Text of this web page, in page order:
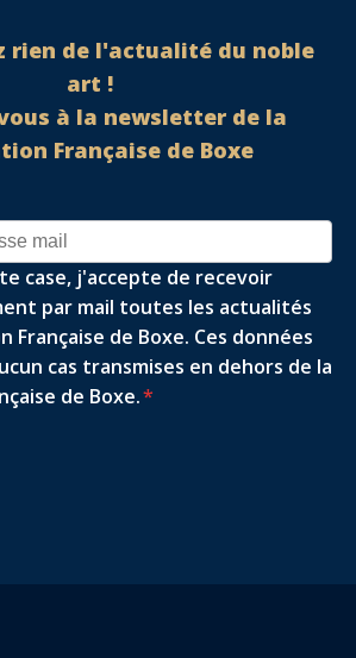
rien de l'actualité du noble
art !
à la newsletter de la
Française de Boxe
case, j'accepte de recevoir
par mail toutes les actualités
Française de Boxe. Ces données
cas transmises en dehors de la
de Boxe.*